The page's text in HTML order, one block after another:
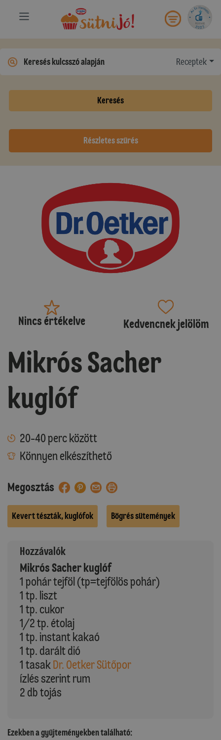
Receptek
Keresés
Részletes szűrés
Nincs értékelve Kedvencnek jelölöm
Mikrós Sacher
kuglóf
20-40 perc között
Könnyen elkészíthető
Megosztás
Kevert tészták, kuglófok Bögrés sütemények
Hozzávalók
Mikrós Sacher kuglóf
1 pohár tejföl (tp=tejfölös pohár)
1 tp. liszt
1 tp. cukor
1/2 tp. étolaj
1 tp. instant kakaó
1 tp. darált dió
1 tasak Dr. Oetker Sütőpor
Ízlés szerint rum
2 db tojás
Ezekben a gyűjteményekben található: